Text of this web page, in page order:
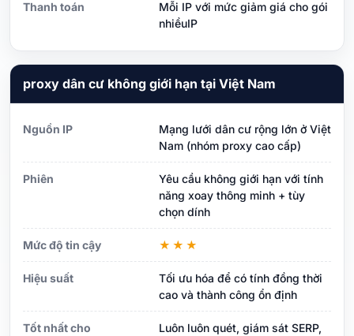
Thanh toán
Mỗi IP với mức giảm giá cho gói
nhiềuIP
proxy dân cư không giới hạn tại Việt Nam
Nguồn IP
Mạng lưới dân cư rộng lớn ở Việt
Nam (nhóm proxy cao cấp)
Phiên
Yêu cầu không giới hạn với tính
năng xoay thông minh + tùy
chọn dính
Mức độ tin cậy ★★★
Hiệu suất
Tối ưu hóa để có tính đồng thời
cao và thành công ổn định
Tốt nhất cho
Luôn luôn quét, giám sát SERP,